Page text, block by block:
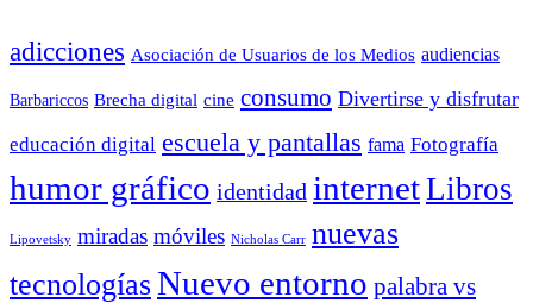
adicciones Asociación de Usuarios de los Medios audiencias
Barbariccos Brecha digital cine consumo Divertirse y disfrutar
educación digital escuela y pantallas fama Fotografía
humor gráfico identidad internetLibros
Lipovetsky miradas móviles Nicholas Carr nuevas
tecnologíasNuevo entorno palabra vs